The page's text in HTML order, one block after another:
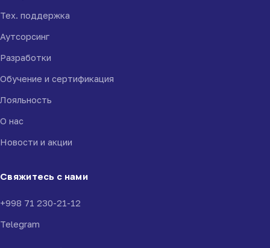
Тех. поддержка
Аутсорсинг
Разработки
Обучение и сертификация
Лояльность
О нас
Новости и акции
Свяжитесь с нами
+998 71 230-21-12
Telegram